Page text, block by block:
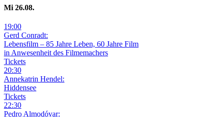
Mi 26.08.
19:00
Gerd Conradt:
Lebensfilm – 85 Jahre Leben, 60 Jahre Film
in Anwesenheit des Filmemachers
Tickets
20:30
Annekatrin Hendel:
Hiddensee
Tickets
22:30
Pedro Almodóvar: